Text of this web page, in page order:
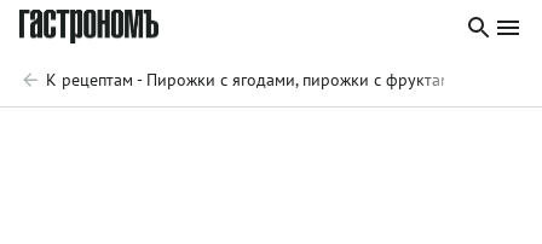
К рецептам - Пирожки с ягодами, пирожки с фруктами